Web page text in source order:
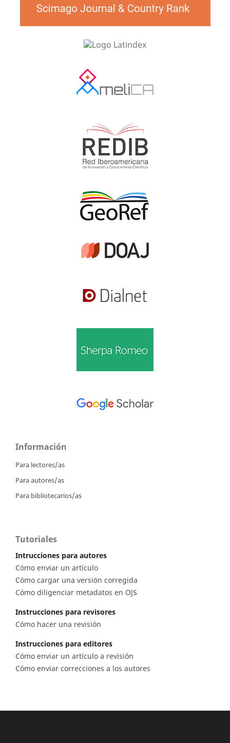
Información
Para lectores/as
Para autores/as
Para bibliotecarios/as
Tutoriales
Intrucciones para autores
Cómo enviar un artículo
Cómo cargar una versión corregida
Cómo diligenciar metadatos en OJS
Instrucciones para revisores
Cómo hacer una revisión
Instrucciones para editores
Cómo enviar un artículo a revisión
Cómo enviar correcciones a los autores